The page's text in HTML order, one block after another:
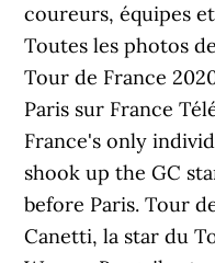
coureurs, équipes
Toutes les photos
Tour de France
Paris sur France
France's only
shook up the GC
before Paris. Tour
Canetti, la star du